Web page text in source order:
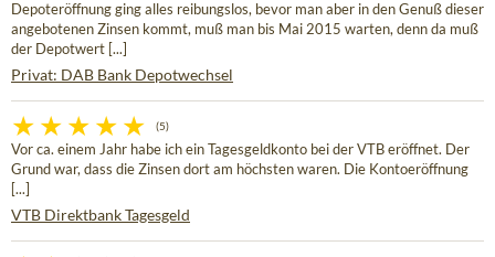
Depoteröffnung ging alles reibungslos, bevor man aber in den Genuß dieser
angebotenen Zinsen kommt, muß man bis Mai 2015 warten, denn da muß
der Depotwert [...]
Privat: DAB Bank Depotwechsel
(5)
Vor ca. einem Jahr habe ich ein Tagesgeldkonto bei der VTB eröffnet. Der
Grund war, dass die Zinsen dort am höchsten waren. Die Kontoeröffnung
[...]
VTB Direktbank Tagesgeld